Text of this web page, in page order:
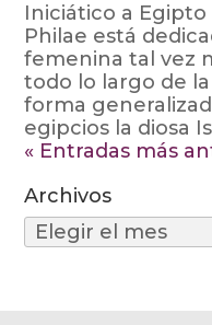
Iniciático a
Philae está
femenina tal vez
todo lo largo de
forma
egipcios la diosa
« Entradas más
Archivos
Archivos